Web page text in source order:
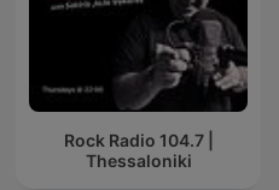
Rock Radio 104.7 |
Thessaloniki